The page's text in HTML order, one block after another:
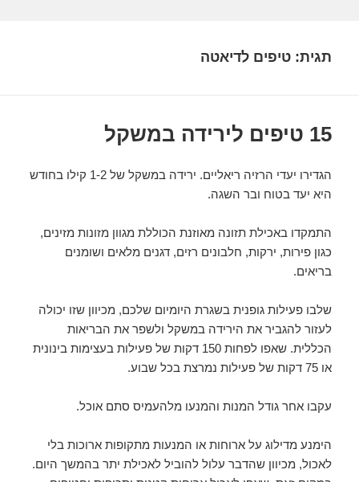
תגית:טיפים לדיאטה
15 טיפים לירידה במשקל
הגדירו יעדי הרזיה ריאליים. ירידה במשקל של 1-2 קילו בחודש
היא יעד בטוח ובר השגה.
התמקדו באכילת תזונה מאוזנת הכוללת מגוון מזונות מזינים,
כגון פירות, ירקות, חלבונים רזים, דגנים מלאים ושומנים
בריאים.
שלבו פעילות גופנית בשגרת היומיום שלכם, מכיוון שזו יכולה
לעזור להגביר את הירידה במשקל ולשפר את הבריאות
הכללית. שאפו לפחות 150 דקות של פעילות בעצימות בינונית
או 75 דקות של פעילות נמרצת בכל שבוע.
עקבו אחר גודל המנות והמנעו מלהעמיס סתם אוכל.
הימנע מדילוג על ארוחות או המנעות מתקופות ארוכות בלי
לאכול, מכיוון שהדבר עלול להוביל לאכילת יתר בהמשך היום.